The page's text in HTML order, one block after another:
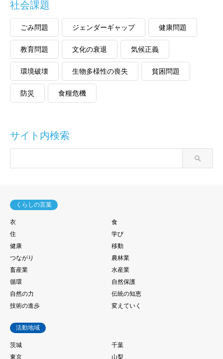
社会課題
ごみ問題 ジェンダーギャップ 健康問題
教育問題 文化の衰退 気候正義
環境破壊 生物多様性の喪失 貧困問題
防災 食糧危機
サイト内検索
くらしの言葉
衣
食
住
学び
健康
移動
つながり
農林業
畜産業
水産業
循環
自然保護
自然の力
伝統の知恵
技術の進歩
変えていく
活動地域
茨城
千葉
東京
山梨